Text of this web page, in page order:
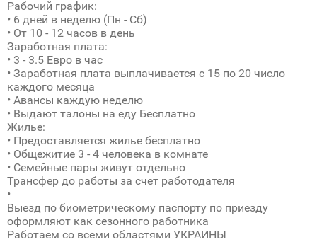
Рабочий график:
• 6 дней в неделю (Пн - Сб)
• От 10 - 12 часов в день
Заработная плата:
• 3 - 3.5 Евро в час
• Заработная плата выплачивается с 15 по 20 число
каждого месяца
• Авансы каждую неделю
• Выдают талоны на еду Бесплатно
Жилье:
• Предоставляется жилье бесплатно
• Общежитие 3 - 4 человека в комнате
• Семейные пары живут отдельно
Трансфер до работы за счет работодателя
•
Выезд по биометрическому паспорту по приезду
оформляют как сезонного работника
Работаем со всеми областями УКРАИНЫ